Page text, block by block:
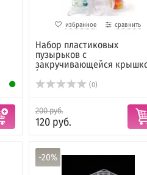
избранное сравнить
Набор пластиковых
пузырьков с
закручивающейся
(кр...
(0)
200 руб.
120 руб.
-20%